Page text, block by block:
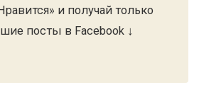
и получай только
посты в Facebook ↓